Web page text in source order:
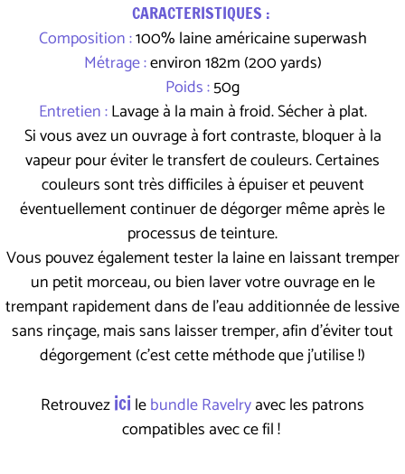
CARACTERISTIQUES :
Composition :100% laine américaine superwash
Métrage :environ 182m (200 yards)
Poids :50g
Entretien :Lavage à la main à froid. Sécher à plat.
Si vous avez un ouvrage à fort contraste, bloquer à la
vapeur pour éviter le transfert de couleurs. Certaines
couleurs sont très difficiles à épuiser et peuvent
éventuellement continuer de dégorger même après le
processus de teinture.
Vous pouvez également tester la laine en laissant tremper
un petit morceau, ou bien laver votre ouvrage en le
trempant rapidement dans de l'eau additionnée de lessive
sans rinçage, mais sans laisser tremper, afin d'éviter tout
dégorgement (c'est cette méthode que j'utilise !)
Retrouvezici lebundle Ravelryavec les patrons
compatibles avec ce fil !